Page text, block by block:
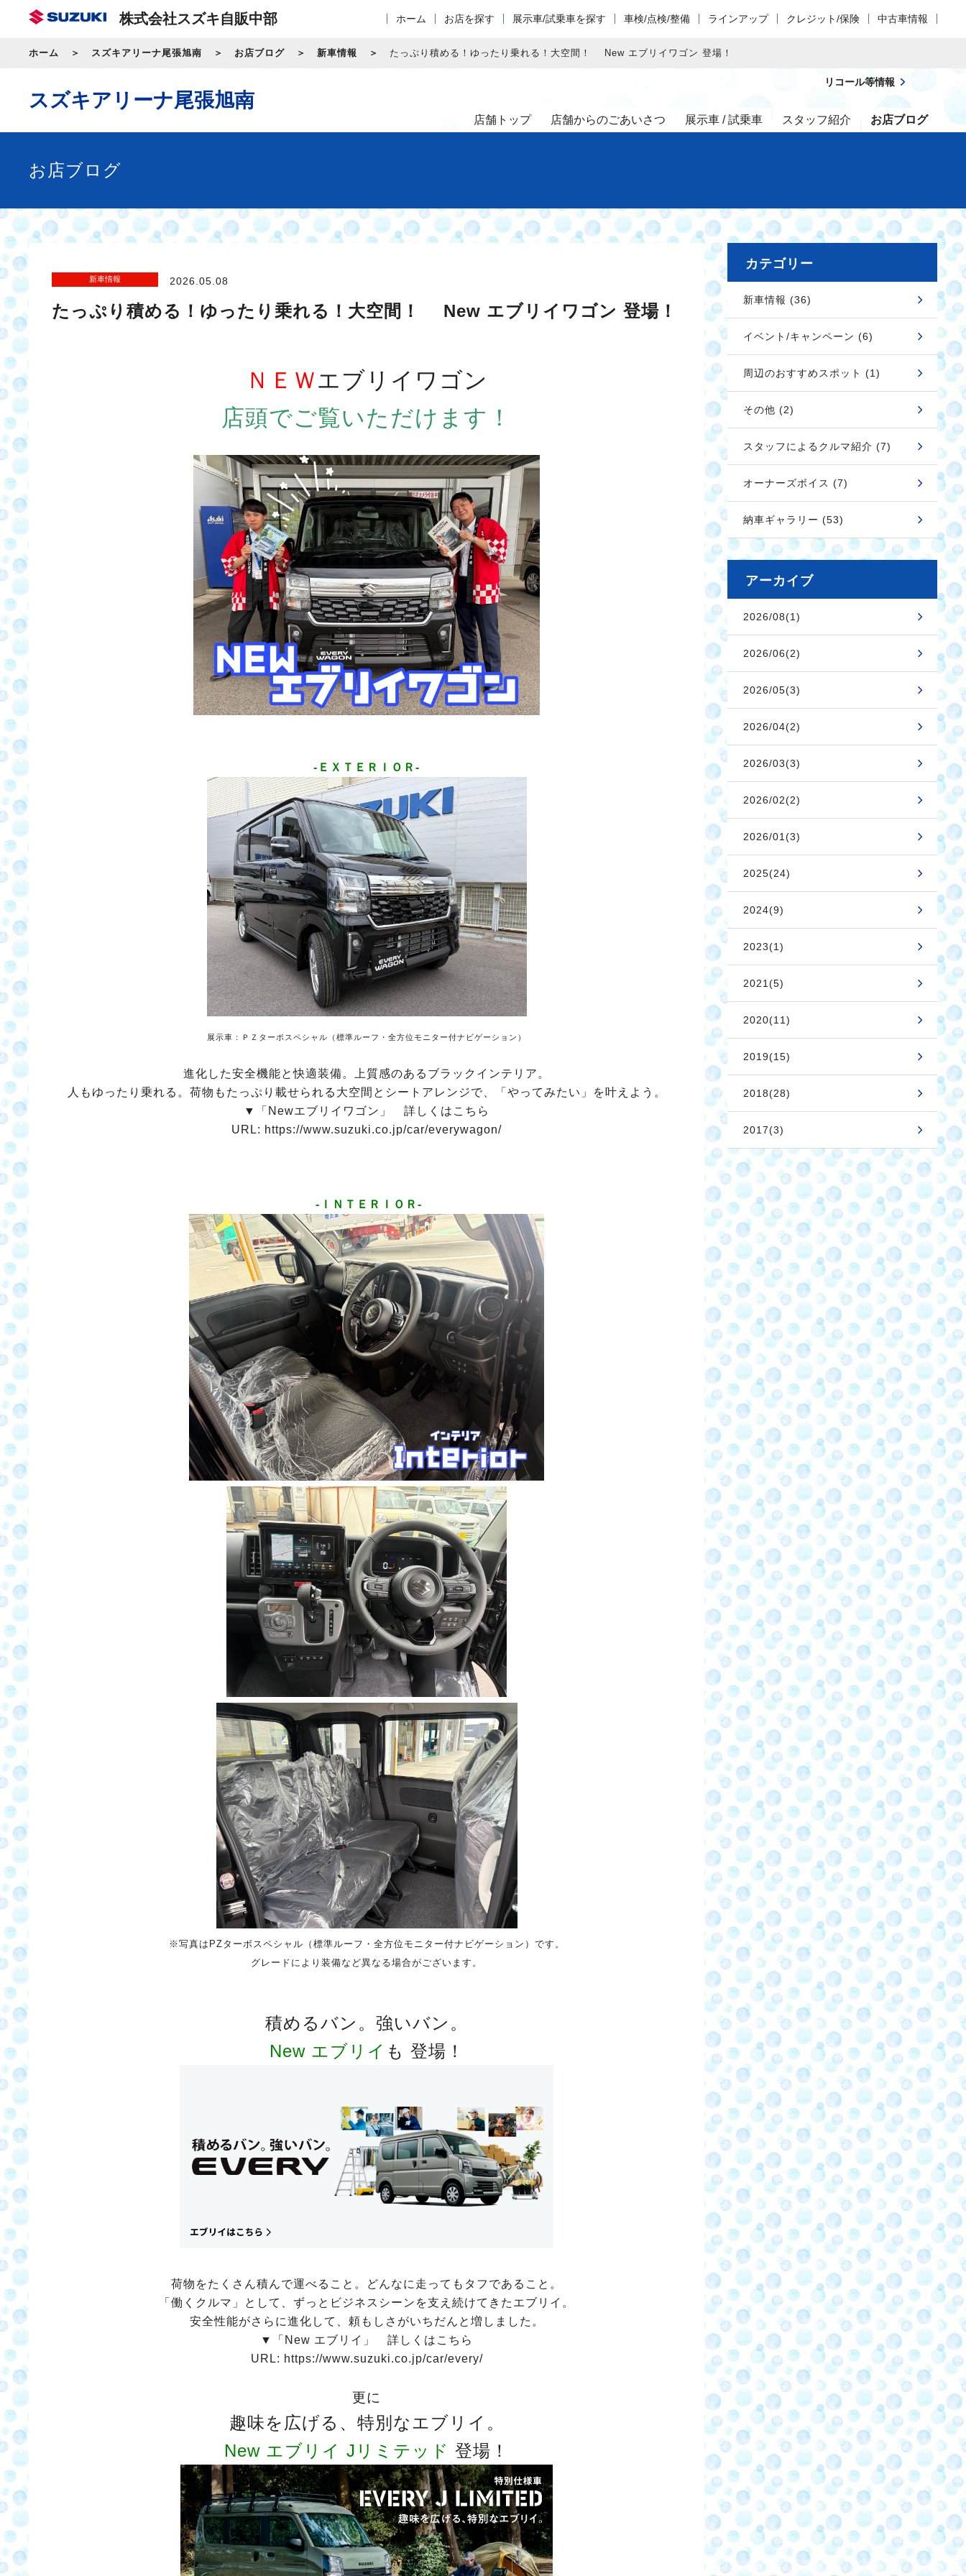
株式会社スズキ自販中部 ホーム お店を探す 展示車/試乗車を探す 車検/点検/整備 ラインアップ クレジット/保険 中古車情報
ホーム スズキアリーナ尾張旭南 お店ブログ 新車情報 たっぷり積める！ゆったり乗れる！大空間！ New エブリイワゴン 登場！
スズキアリーナ尾張旭南
店舗トップ 店舗からのごあいさつ 展示車 / 試乗車 スタッフ紹介 お店ブログ
リコール等情報
お店ブログ
新車情報 2026.05.08
たっぷり積める！ゆったり乗れる！大空間！ New エブリイワゴン 登場！
ＮＥＷエブリイワゴン
店頭でご覧いただけます！
-ＥＸＴＥＲＩＯＲ-
展示車：ＰＺターボスペシャル（標準ルーフ・全方位モニター付ナビゲーション）
進化した安全機能と快適装備。上質感のあるブラックインテリア。
人もゆったり乗れる。荷物もたっぷり載せられる大空間とシートアレンジで、「やってみたい」を叶えよう。
▼「Newエブリイワゴン」 詳しくはこちら
URL: https://www.suzuki.co.jp/car/everywagon/
-ＩＮＴＥＲＩＯＲ-
※写真はPZターボスペシャル（標準ルーフ・全方位モニター付ナビゲーション）です。
グレードにより装備など異なる場合がございます。
積めるバン。強いバン。
New エブリイ も 登場！
荷物をたくさん積んで運べること。どんなに走ってもタフであること。
「働くクルマ」として、ずっとビジネスシーンを支え続けてきたエブリイ。
安全性能がさらに進化して、頼もしさがいちだんと増しました。
▼「New エブリイ」 詳しくはこちら
URL: https://www.suzuki.co.jp/car/every/
更に
趣味を広げる、特別なエブリイ。
New エブリイ Jリミテッド 登場！
カテゴリー
新車情報 (36)
イベント/キャンペーン (6)
周辺のおすすめスポット (1)
その他 (2)
スタッフによるクルマ紹介 (7)
オーナーズボイス (7)
納車ギャラリー (53)
アーカイブ
2026/08(1)
2026/06(2)
2026/05(3)
2026/04(2)
2026/03(3)
2026/02(2)
2026/01(3)
2025(24)
2024(9)
2023(1)
2021(5)
2020(11)
2019(15)
2018(28)
2017(3)